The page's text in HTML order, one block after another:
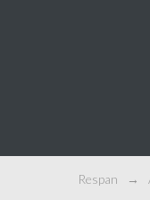
Respan →